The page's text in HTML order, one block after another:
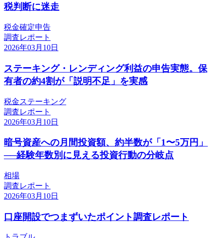
税判断に迷走
税金確定申告
調査レポート
2026年03月10日
ステーキング・レンディング利益の申告実態。保
有者の約4割が「説明不足」を実感
税金ステーキング
調査レポート
2026年03月10日
暗号資産への月間投資額、約半数が「1〜5万円」
──経験年数別に見える投資行動の分岐点
相場
調査レポート
2026年03月10日
口座開設でつまずいたポイント調査レポート